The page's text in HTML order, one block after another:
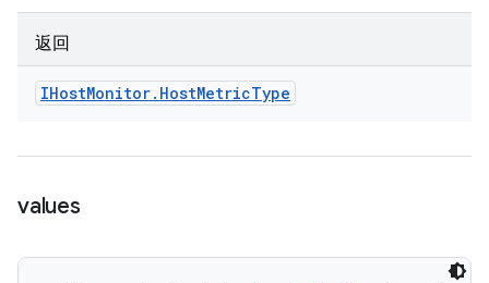
返回
IHostMonitor. HostMetricType
values